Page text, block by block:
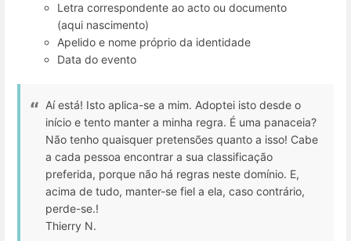
Letra correspondente ao acto ou documento
(aqui nascimento)
Apelido e nome próprio da identidade
Data do evento
Aí está! Isto aplica-se a mim. Adoptei isto desde o
início e tento manter a minha regra. É uma panaceia?
Não tenho quaisquer pretensões quanto a isso! Cabe
a cada pessoa encontrar a sua classificação
preferida, porque não há regras neste domínio. E,
acima de tudo, manter-se fiel a ela, caso contrário,
perde-se.!
Thierry N.